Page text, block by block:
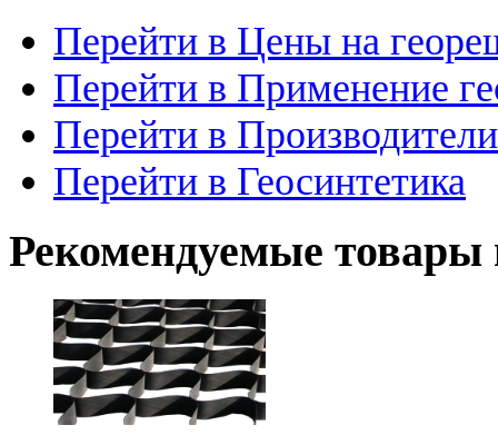
Перейти в Цены на
Перейти в Применение
Перейти в
Перейти в Геосинтетика
Рекомендуемые товары